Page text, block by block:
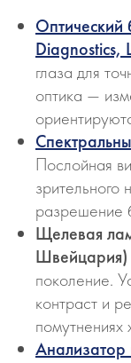
глаза для
оптика —
Послойная
зрительного
разрешение
Щелевая
поколение.
контраст и
помутнениях
Анализатор